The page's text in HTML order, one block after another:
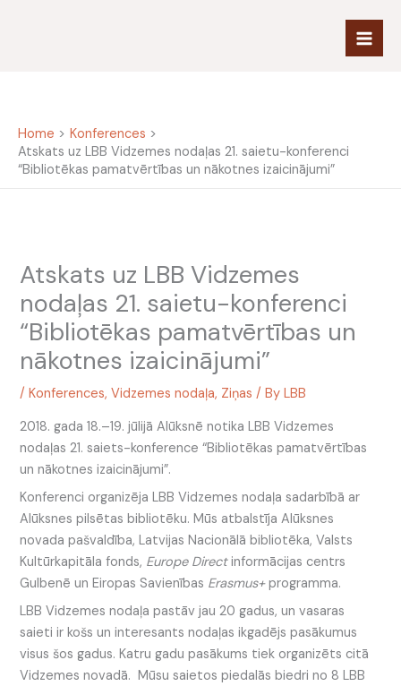
Home
Konferences
Atskats uz LBB Vidzemes nodaļas 21. saietu-konferenci
“Bibliotēkas pamatvērtības un nākotnes izaicinājumi”
Atskats uz LBB Vidzemes
nodaļas 21. saietu-konferenci
“Bibliotēkas pamatvērtības un
nākotnes izaicinājumi”
/Konferences,Vidzemes nodaļa, Ziņas / ByLBB
2018. gada 18.–19. jūlijā Alūksnē notika LBB Vidzemes
nodaļas 21. saiets-konference “Bibliotēkas pamatvērtības
un nākotnes izaicinājumi”.
Konferenci organizēja LBB Vidzemes nodaļa sadarbībā ar
Alūksnes pilsētas bibliotēku. Mūs atbalstīja Alūksnes
novada pašvaldība, Latvijas Nacionālā bibliotēka, Valsts
Kultūrkapitāla fonds, Europe Directinformācijas centrs
Gulbenē un Eiropas Savienības Erasmus+programma.
LBB Vidzemes nodaļa pastāv jau 20 gadus, un vasaras
saieti ir košs un interesants nodaļas ikgadējs pasākumus
visus šos gadus. Katru gadu pasākums tiek organizēts citā
Vidzemes novadā. Mūsu saietos piedalās biedri no 8 LBB